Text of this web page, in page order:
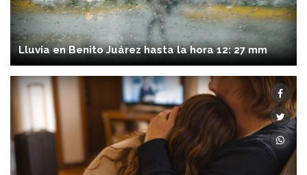
Lluvia en Benito Juárez hasta la hora 12: 27 mm